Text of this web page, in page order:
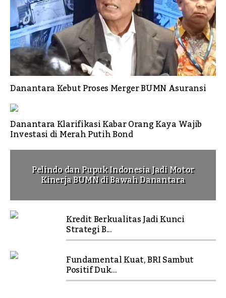
Danantara Kebut Proses Merger BUMN Asuransi
Danantara Klarifikasi Kabar Orang Kaya Wajib
Investasi di Merah Putih Bond
Pelindo dan Pupuk Indonesia Jadi Motor
Kinerja BUMN di Bawah Danantara
Kredit Berkualitas Jadi Kunci
Strategi B...
Fundamental Kuat, BRI Sambut
Positif Duk...